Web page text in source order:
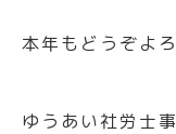
本年もどうぞよ
ゆうあい社労士